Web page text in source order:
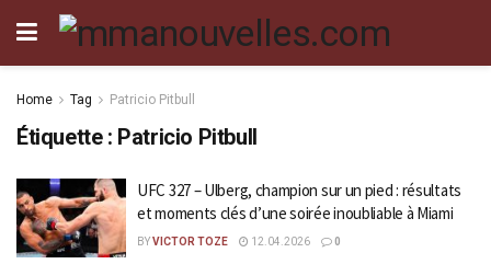
Home Tag Patricio Pitbull
Étiquette : Patricio Pitbull
UFC 327 – Ulberg, champion sur un pied : résultats
et moments clés d’une soirée inoubliable à Miami
BYVICTOR TOZE 12.04.2026 0